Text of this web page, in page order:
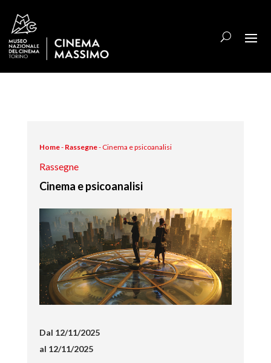
Home- Rassegne-Cinema e psicoanalisi
Rassegne
Cinema e psicoanalisi
Dal 12/11/2025
al 12/11/2025